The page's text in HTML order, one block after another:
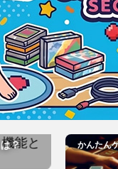
かんたんゲーム